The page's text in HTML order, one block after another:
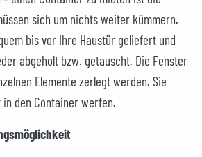
sich um nichts weiter kümmern.
bis vor Ihre Haustür geliefert und
abgeholt bzw. getauscht. Die Fenster
Elemente zerlegt werden. Sie
den Container werfen.